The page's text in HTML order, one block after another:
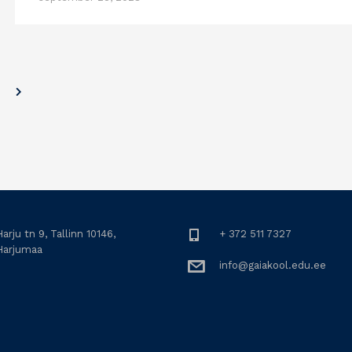
tn 9, Tallinn 10146,
+ 372 511 7327
info@gaiakool.edu.ee